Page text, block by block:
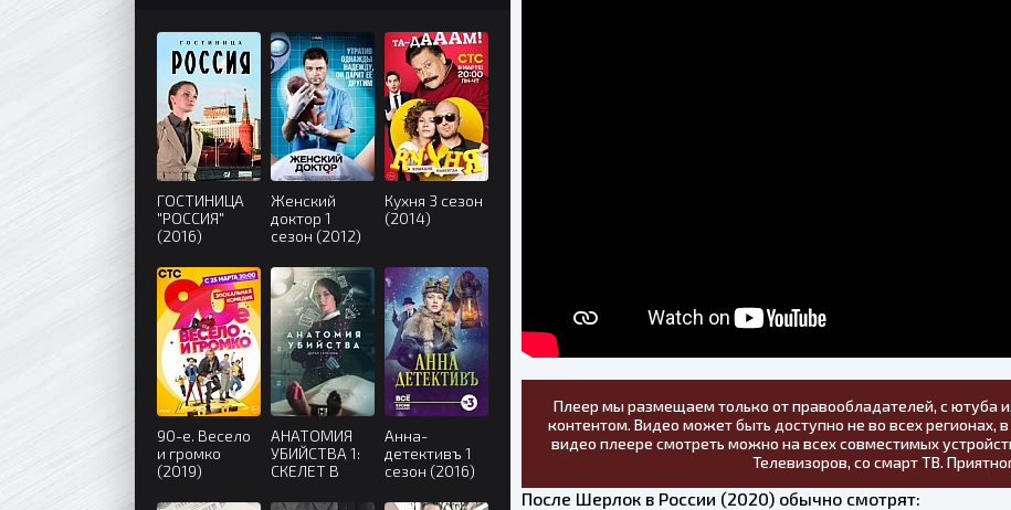
Плеер мы размещаем только от правообладателей, с ютуба
контентом. Видео может быть доступно не во всех регионах,
видео плеере смотреть можно на всех совместимых
Телевизоров, со смарт ТВ.
После Шерлок в России (2020) обычно смотрят:
ГОСТИНИЦА
"РОССИЯ"
(2016)
Женский
доктор 1
сезон (2012)
Кухня 3 сезон
(2014)
90-е. Весело
и громко
(2019)
АНАТОМИЯ
УБИЙСТВА 1:
СКЕЛЕТ В
Анна-
детективъ 1
сезон (2016)